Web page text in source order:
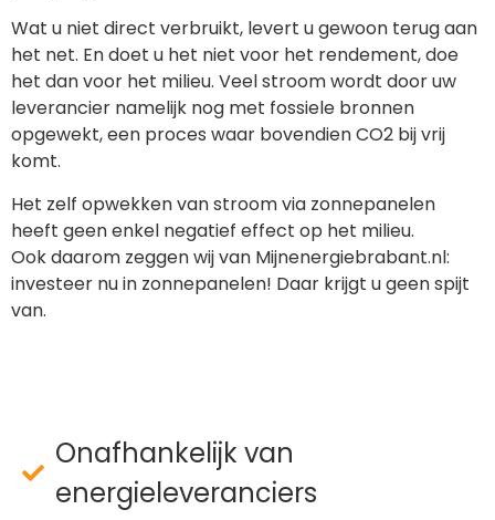
Wat u niet direct verbruikt, levert u gewoon terug aan
het net. En doet u het niet voor het rendement, doe
het dan voor het milieu. Veel stroom wordt door uw
leverancier namelijk nog met fossiele bronnen
opgewekt, een proces waar bovendien CO2 bij vrij
komt.
Het zelf opwekken van stroom via zonnepanelen
heeft geen enkel negatief effect op het milieu.
Ook daarom zeggen wij van Mijnenergiebrabant.nl:
investeer nu in zonnepanelen! Daar krijgt u geen spijt
van.
Onafhankelijk van
energieleveranciers